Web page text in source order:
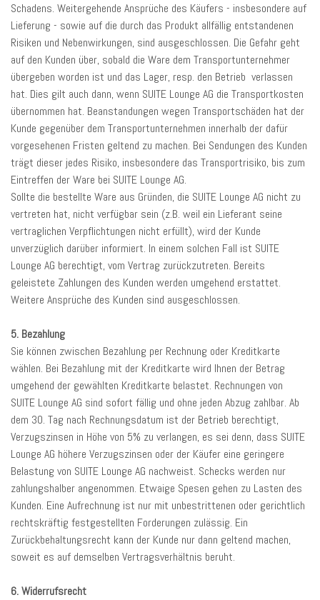
Schadens. Weitergehende Ansprüche des Käufers - insbesondere auf
Lieferung - sowie auf die durch das Produkt allfällig entstandenen
Risiken und Nebenwirkungen, sind ausgeschlossen. Die Gefahr geht
auf den Kunden über, sobald die Ware dem Transportunternehmer
übergeben worden ist und das Lager, resp. den Betrieb verlassen
hat. Dies gilt auch dann, wenn SUITE Lounge AG die Transportkosten
übernommen hat. Beanstandungen wegen Transportschäden hat der
Kunde gegenüber dem Transportunternehmen innerhalb der dafür
vorgesehenen Fristen geltend zu machen. Bei Sendungen des Kunden
trägt dieser jedes Risiko, insbesondere das Transportrisiko, bis zum
Eintreffen der Ware bei SUITE Lounge AG.
Sollte die bestellte Ware aus Gründen, die SUITE Lounge AG nicht zu
vertreten hat, nicht verfügbar sein (z.B. weil ein Lieferant seine
vertraglichen Verpflichtungen nicht erfüllt), wird der Kunde
unverzüglich darüber informiert. In einem solchen Fall ist SUITE
Lounge AG berechtigt, vom Vertrag zurückzutreten. Bereits
geleistete Zahlungen des Kunden werden umgehend erstattet.
Weitere Ansprüche des Kunden sind ausgeschlossen.
5. Bezahlung
Sie können zwischen Bezahlung per Rechnung oder Kreditkarte
wählen. Bei Bezahlung mit der Kreditkarte wird Ihnen der Betrag
umgehend der gewählten Kreditkarte belastet. Rechnungen von
SUITE Lounge AG sind sofort fällig und ohne jeden Abzug zahlbar. Ab
dem 30. Tag nach Rechnungsdatum ist der Betrieb berechtigt,
Verzugszinsen in Höhe von 5% zu verlangen, es sei denn, dass SUITE
Lounge AG höhere Verzugszinsen oder der Käufer eine geringere
Belastung von SUITE Lounge AG nachweist. Schecks werden nur
zahlungshalber angenommen. Etwaige Spesen gehen zu Lasten des
Kunden. Eine Aufrechnung ist nur mit unbestrittenen oder gerichtlich
rechtskräftig festgestellten Forderungen zulässig. Ein
Zurückbehaltungsrecht kann der Kunde nur dann geltend machen,
soweit es auf demselben Vertragsverhältnis beruht.
6. Widerrufsrecht